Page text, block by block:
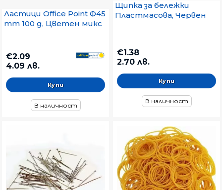
Ластици Office Point Ф45
mm 100 g, Цветен микс
€2.09
4.09 лв.
В наличност
Щипка за бележки
Пластмасова, Червен
€1.38
2.70 лв.
В наличност